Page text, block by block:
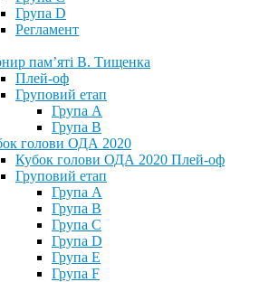
Група D
Регламент
пам’яті В. Тищенка
Плей-оф
Груповий етап
Група А
Група В
голови ОДА 2020
Кубок голови ОДА 2020 Плей-оф
Груповий етап
Група A
Група B
Група C
Група D
Група E
Група F